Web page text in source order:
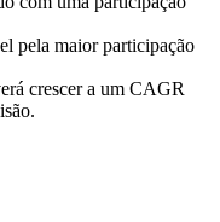
pela maior participação
crescer a um CAGR